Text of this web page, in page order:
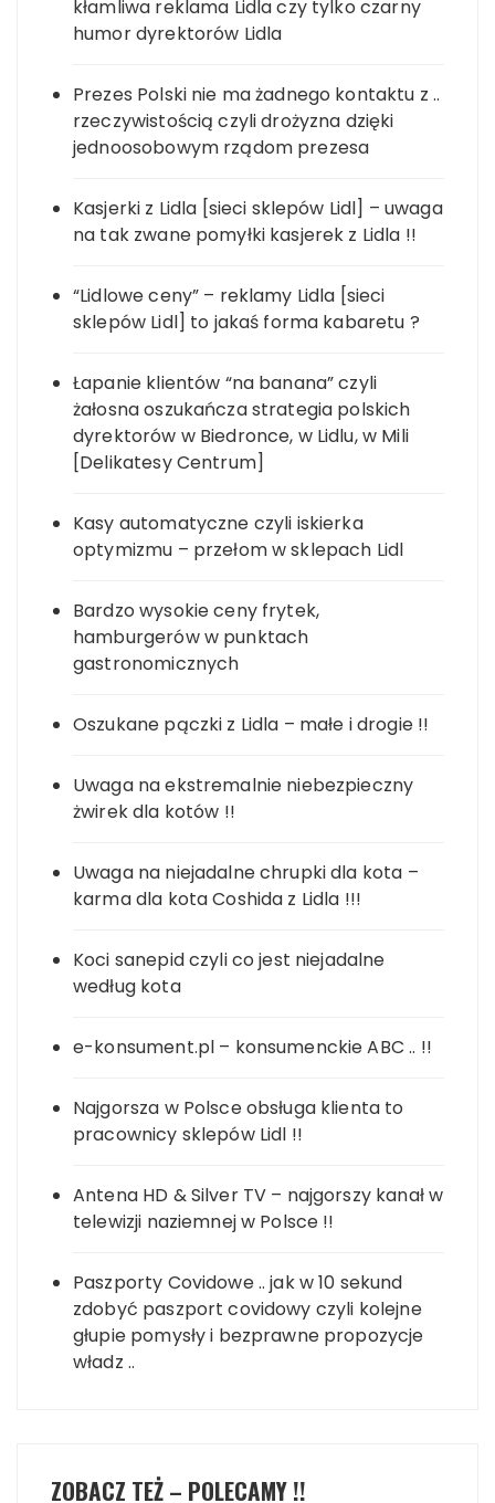
kłamliwa reklama Lidla czy tylko czarny
humor dyrektorów Lidla
Prezes Polski nie ma żadnego kontaktu z ..
rzeczywistością czyli drożyzna dzięki
jednoosobowym rządom prezesa
Kasjerki z Lidla [sieci sklepów Lidl] – uwaga
na tak zwane pomyłki kasjerek z Lidla !!
“Lidlowe ceny” – reklamy Lidla [sieci
sklepów Lidl] to jakaś forma kabaretu ?
Łapanie klientów “na banana” czyli
żałosna oszukańcza strategia polskich
dyrektorów w Biedronce, w Lidlu, w Mili
[Delikatesy Centrum]
Kasy automatyczne czyli iskierka
optymizmu – przełom w sklepach Lidl
Bardzo wysokie ceny frytek,
hamburgerów w punktach
gastronomicznych
Oszukane pączki z Lidla – małe i drogie !!
Uwaga na ekstremalnie niebezpieczny
żwirek dla kotów !!
Uwaga na niejadalne chrupki dla kota –
karma dla kota Coshida z Lidla !!!
Koci sanepid czyli co jest niejadalne
według kota
e-konsument.pl – konsumenckie ABC .. !!
Najgorsza w Polsce obsługa klienta to
pracownicy sklepów Lidl !!
Antena HD & Silver TV – najgorszy kanał w
telewizji naziemnej w Polsce !!
Paszporty Covidowe .. jak w 10 sekund
zdobyć paszport covidowy czyli kolejne
głupie pomysły i bezprawne propozycje
władz ..
ZOBACZ TEŻ – POLECAMY !!